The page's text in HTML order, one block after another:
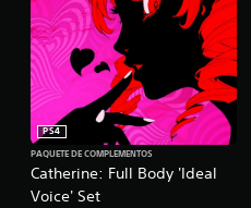
Catherine: Full Body 'Ideal
Voice' Set
PS4
PAQUETE DE COMPLEMENTOS